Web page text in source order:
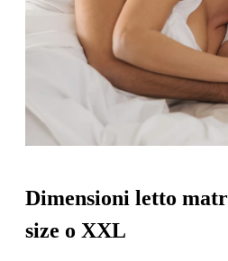
Dimensioni letto
size o XXL